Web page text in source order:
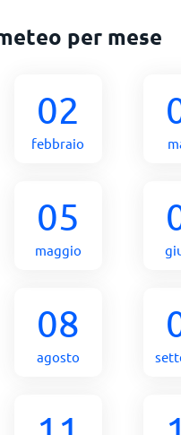
per mese
02
febbraio
05
maggio
08
agosto